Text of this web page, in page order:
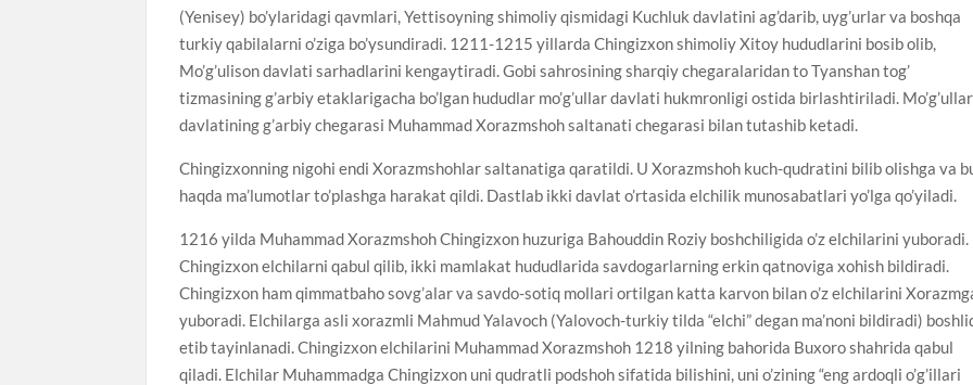
(Yenisey) bo’ylaridagi qavmlari, Yettisoyning shimoliy qismidagi Kuchluk davlatini ag’darib, uyg’urlar va boshqa
turkiy qabilalarni o’ziga bo’ysundiradi. 1211-1215 yillarda Chingizxon shimoliy Xitoy hududlarini bosib olib,
Mo’g’ulison davlati sarhadlarini kengaytiradi. Gobi sahrosining sharqiy chegaralaridan to Tyanshan tog’
tizmasining g’arbiy etaklarigacha bo’lgan hududlar mo’g’ullar davlati hukmronligi ostida birlashtiriladi. Mo’g’ullar
davlatining g’arbiy chegarasi Muhammad Xorazmshoh saltanati chegarasi bilan tutashib ketadi.
Chingizxonning nigohi endi Xorazmshohlar saltanatiga qaratildi. U Xorazmshoh kuch-qudratini bilib olishga va
haqda ma’lumotlar to’plashga harakat qildi. Dastlab ikki davlat o’rtasida elchilik munosabatlari yo’lga qo’yiladi.
1216 yilda Muhammad Xorazmshoh Chingizxon huzuriga Bahouddin Roziy boshchiligida o’z elchilarini yuboradi.
Chingizxon elchilarni qabul qilib, ikki mamlakat hududlarida savdogarlarning erkin qatnoviga xohish bildiradi.
Chingizxon ham qimmatbaho sovg’alar va savdo-sotiq mollari ortilgan katta karvon bilan o’z elchilarini
yuboradi. Elchilarga asli xorazmli Mahmud Yalavoch (Yalovoch-turkiy tilda “elchi” degan ma’noni bildiradi)
etib tayinlanadi. Chingizxon elchilarini Muhammad Xorazmshoh 1218 yilning bahorida Buxoro shahrida qabul
qiladi. Elchilar Muhammadga Chingizxon uni qudratli podshoh sifatida bilishini, uni o’zining “eng ardoqli o’g’illari